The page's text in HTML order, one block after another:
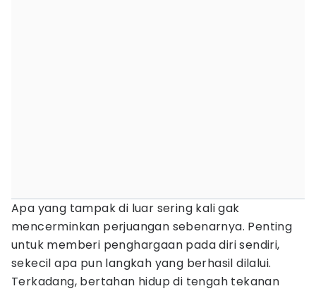
Apa yang tampak di luar sering kali gak
mencerminkan perjuangan sebenarnya. Penting
untuk memberi penghargaan pada diri sendiri,
sekecil apa pun langkah yang berhasil dilalui.
Terkadang, bertahan hidup di tengah tekanan